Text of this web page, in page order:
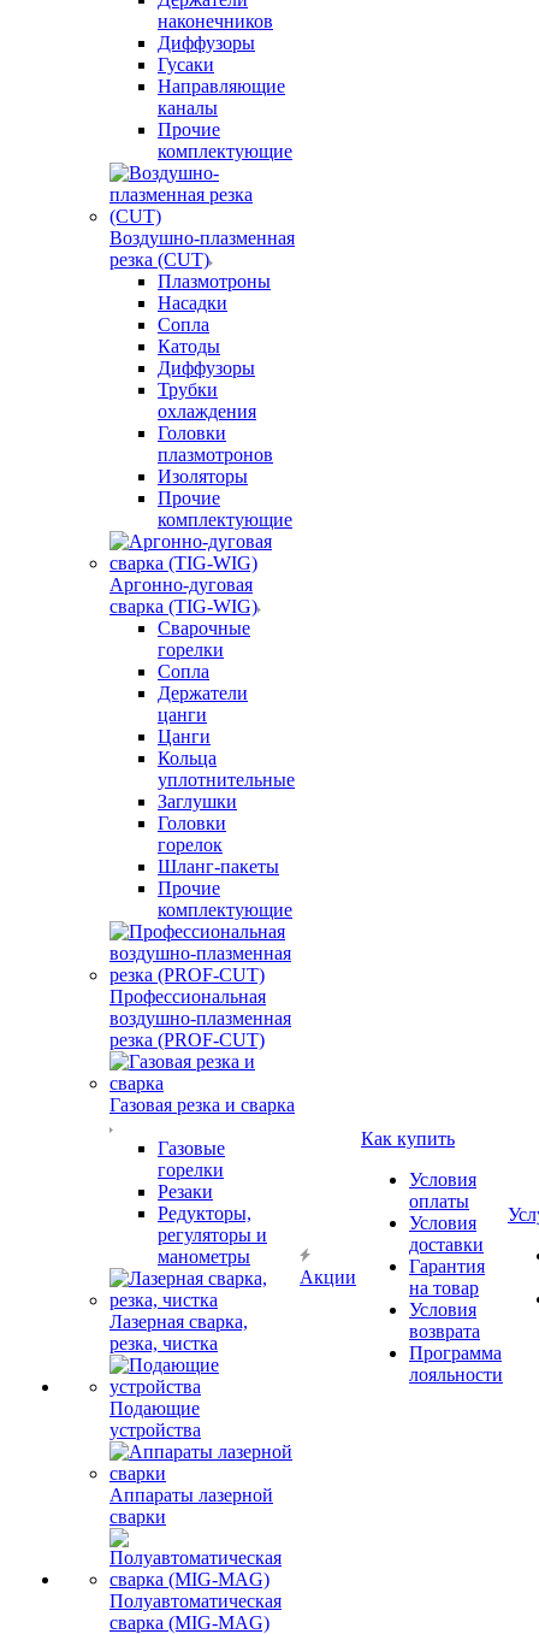
наконечников
Диффузоры
Гусаки
Направляющие
каналы
Прочие
комплектующие
Воздушно-плазменная
резка (CUT)
Плазмотроны
Насадки
Сопла
Катоды
Диффузоры
Трубки
охлаждения
Головки
плазмотронов
Изоляторы
Прочие
комплектующие
Аргонно-дуговая
сварка (TIG-WIG)
Сварочные
горелки
Сопла
Держатели
цанги
Цанги
Кольца
уплотнительные
Заглушки
Головки
горелок
Шланг-пакеты
Прочие
комплектующие
Профессиональная
воздушно-плазменная
резка (PROF-CUT)
Газовая резка и сварка
Газовые
горелки
Резаки
Редукторы,
регуляторы и
манометры
Лазерная сварка,
резка, чистка
Подающие
устройства
Аппараты лазерной
сварки
Полуавтоматическая
сварка (MIG-MAG)
Акции
Как купить
Условия
оплаты
Условия
доставки
Гарантия
на товар
Условия
возврата
Программа
лояльности